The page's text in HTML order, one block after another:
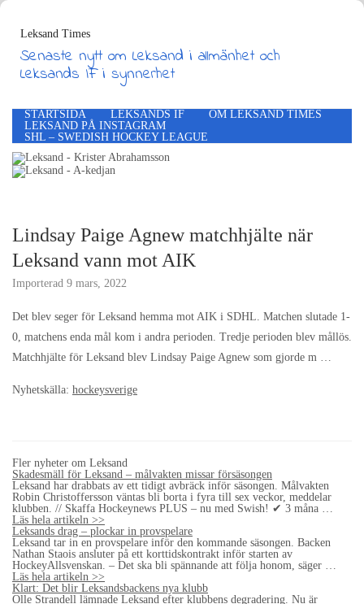
Leksand Times
Senaste nytt om Leksand i allmänhet och
Leksands IF i synnerhet
STARTSIDA LEKSANDS IF
OM LEKSAND TIMES
LEKSAND PÅ INSTAGRAM
SHL – SWEDISH HOCKEY LEAGUE
Lindsay Paige Agnew matchhjälte när
Leksand vann mot AIK
Importerad 9 mars, 2022
Det blev seger för Leksand hemma mot AIK i SDHL. Matchen slutade 1-
0, matchens enda mål kom i andra perioden. Tredje perioden blev mållös.
Matchhjälte för Leksand blev Lindsay Paige Agnew som gjorde m …
Nyhetskälla: hockeysverige
Fler nyheter om Leksand
Skadesmäll för Leksand – målvakten missar försäsongen
Leksand har drabbats av ett tidigt avbräck inför säsongen. Målvakten
Robin Christoffersson väntas bli borta i fyra till sex veckor, meddelar
klubben. // Skaffa Hockeynews PLUS – nu med Swish! ✔ 3 måna …
Läs hela artikeln >>
Leksands drag – plockar in provspelare
Leksand tar in en provspelare inför den kommande säsongen. Backen
Nathan Staois ansluter på ett korttidskontrakt inför starten av
HockeyAllsvenskan. – Det ska bli spännande att följa honom, säger …
Läs hela artikeln >>
Klart: Det blir Leksandsbackens nya klubb
Olle Strandell lämnade Leksand efter klubbens degradering. Nu är